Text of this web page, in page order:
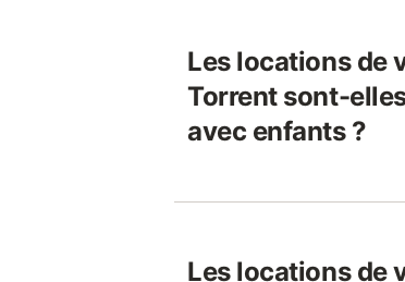
Les locations de
Torrent sont-
avec enfants ?
Les locations de